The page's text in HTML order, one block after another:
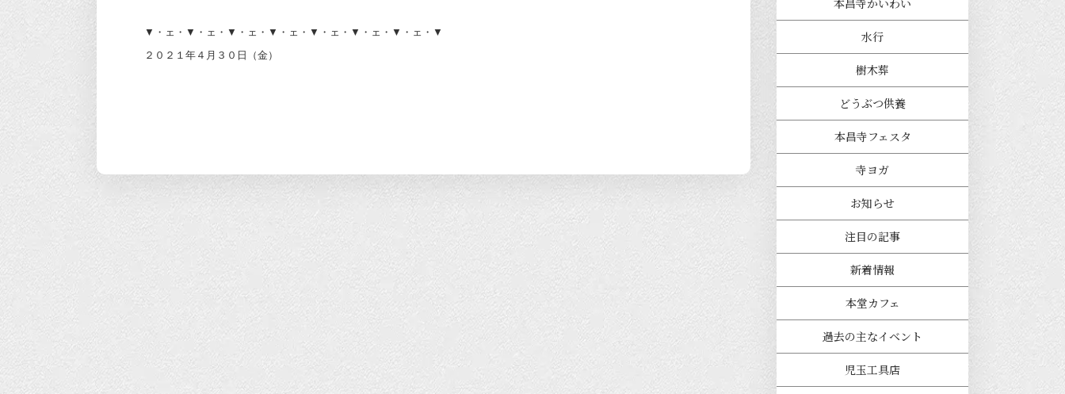
▼・ェ・▼・ェ・▼・ェ・▼・ェ・▼・ェ・▼・ェ・▼・ェ・▼
２０２１年４月３０日（金）
本昌寺かいわい
水行
樹木葬
どうぶつ供養
本昌寺フェスタ
寺ヨガ
お知らせ
注目の記事
新着情報
本堂カフェ
過去の主なイベント
児玉工具店